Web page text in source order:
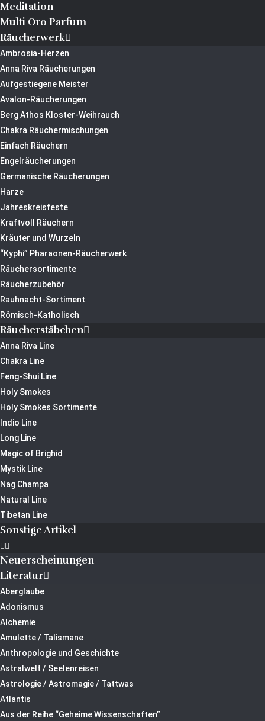
Meditation
Multi Oro Parfum
Räucherwerk
Ambrosia-Herzen
Anna Riva Räucherungen
Aufgestiegene Meister
Avalon-Räucherungen
Berg Athos Kloster-Weihrauch
Chakra Räuchermischungen
Einfach Räuchern
Engelräucherungen
Germanische Räucherungen
Harze
Jahreskreisfeste
Kraftvoll Räuchern
Kräuter und Wurzeln
“Kyphi” Pharaonen-Räucherwerk
Räuchersortimente
Räucherzubehör
Rauhnacht-Sortiment
Römisch-Katholisch
Räucherstäbchen
Anna Riva Line
Chakra Line
Feng-Shui Line
Holy Smokes
Holy Smokes Sortimente
Indio Line
Long Line
Magic of Brighid
Mystik Line
Nag Champa
Natural Line
Tibetan Line
Sonstige Artikel
Neuerscheinungen
Literatur
Aberglaube
Adonismus
Alchemie
Amulette / Talismane
Anthropologie und Geschichte
Astralwelt / Seelenreisen
Astrologie / Astromagie / Tattwas
Atlantis
Aus der Reihe “Geheime Wissenschaften”